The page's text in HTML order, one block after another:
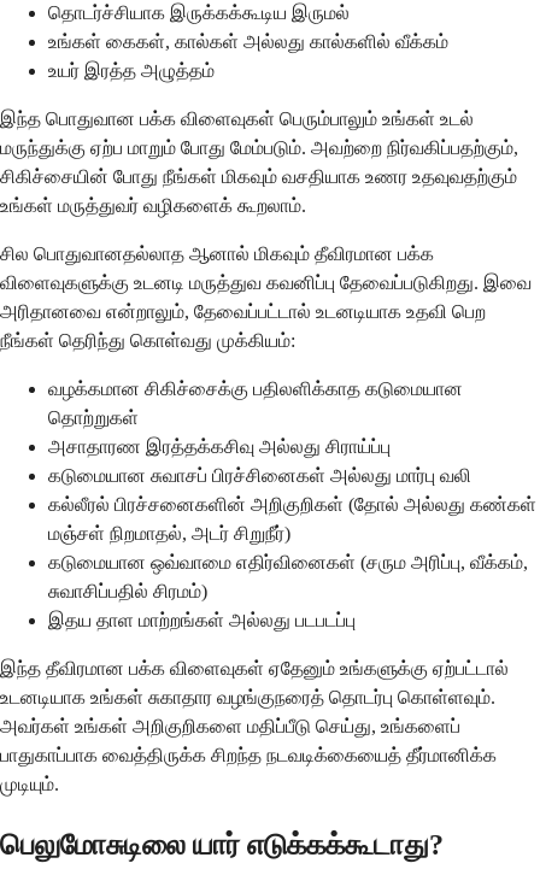
தொடர்ச்சியாக இருக்கக்கூடிய இருமல்
உங்கள் கைகள், கால்கள் அல்லது கால்களில் வீக்கம்
உயர் இரத்த அழுத்தம்
இந்த பொதுவான பக்க விளைவுகள் பெரும்பாலும் உங்கள் உடல்
மருந்துக்கு ஏற்ப மாறும் போது மேம்படும். அவற்றை நிர்வகிப்பதற்கும்,
சிகிச்சையின் போது நீங்கள் மிகவும் வசதியாக உணர உதவுவதற்கும்
உங்கள் மருத்துவர் வழிகளைக் கூறலாம்.
சில பொதுவானதல்லாத ஆனால் மிகவும் தீவிரமான பக்க
விளைவுகளுக்கு உடனடி மருத்துவ கவனிப்பு தேவைப்படுகிறது. இவை
அரிதானவை என்றாலும், தேவைப்பட்டால் உடனடியாக உதவி பெற
நீங்கள் தெரிந்து கொள்வது முக்கியம்:
வழக்கமான சிகிச்சைக்கு பதிலளிக்காத கடுமையான
தொற்றுகள்
அசாதாரண இரத்தக்கசிவு அல்லது சிராய்ப்பு
கடுமையான சுவாசப் பிரச்சினைகள் அல்லது மார்பு வலி
கல்லீரல் பிரச்சனைகளின் அறிகுறிகள் (தோல் அல்லது கண்கள்
மஞ்சள் நிறமாதல், அடர் சிறுநீர்)
கடுமையான ஒவ்வாமை எதிர்வினைகள் (சரும அரிப்பு, வீக்கம்,
சுவாசிப்பதில் சிரமம்)
இதய தாள மாற்றங்கள் அல்லது படபடப்பு
இந்த தீவிரமான பக்க விளைவுகள் ஏதேனும் உங்களுக்கு ஏற்பட்டால்
உடனடியாக உங்கள் சுகாதார வழங்குநரைத் தொடர்பு கொள்ளவும்.
அவர்கள் உங்கள் அறிகுறிகளை மதிப்பீடு செய்து, உங்களைப்
பாதுகாப்பாக வைத்திருக்க சிறந்த நடவடிக்கையைத் தீர்மானிக்க
முடியும்.
பெலுமோசுடிலை யார் எடுக்கக்கூடாது?